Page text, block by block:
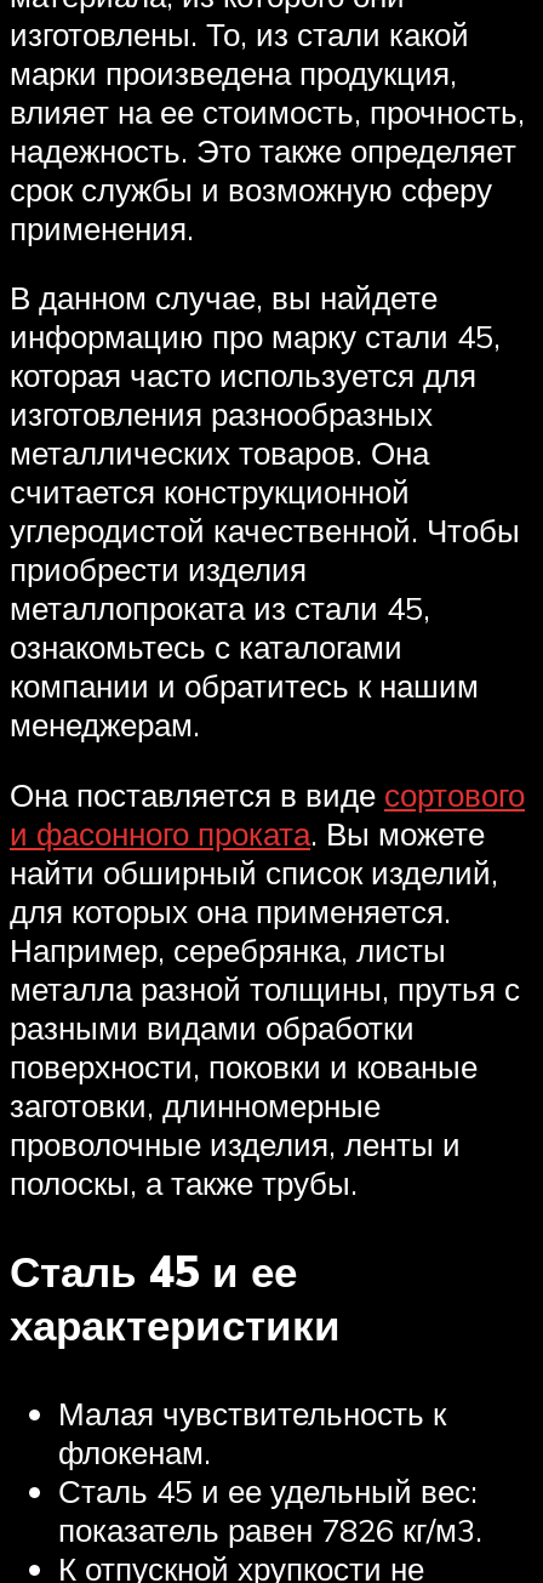
изготовлены. То, из стали какой
марки произведена продукция,
влияет на ее стоимость, прочность,
надежность. Это также определяет
срок службы и возможную сферу
применения.
В данном случае, вы найдете
информацию про марку стали 45,
которая часто используется для
изготовления разнообразных
металлических товаров. Она
считается конструкционной
углеродистой качественной. Чтобы
приобрести изделия
металлопроката из стали 45,
ознакомьтесь с каталогами
компании и обратитесь к нашим
менеджерам.
Она поставляется в виде сортового
и фасонного проката. Вы можете
найти обширный список изделий,
для которых она применяется.
Например, серебрянка, листы
металла разной толщины, прутья с
разными видами обработки
поверхности, поковки и кованые
заготовки, длинномерные
проволочные изделия, ленты и
полоскы, а также трубы.
Сталь 45 и ее
характеристики
Малая чувствительность к
флокенам.
Сталь 45 и ее удельный вес:
показатель равен 7826 кг/м3.
К отпускной хрупкости не